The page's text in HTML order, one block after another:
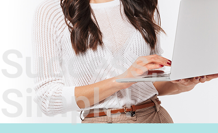
Success,
Simple!